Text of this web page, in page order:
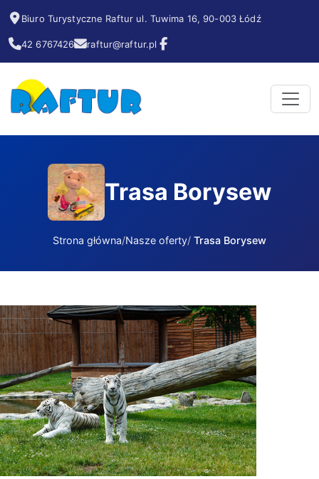
Biuro Turystyczne Raftur ul. Tuwima 16, 90-003 Łódź
42 6767426 raftur@raftur.pl
Trasa Borysew
Strona główna Nasze oferty Trasa Borysew
Trasa Borysew